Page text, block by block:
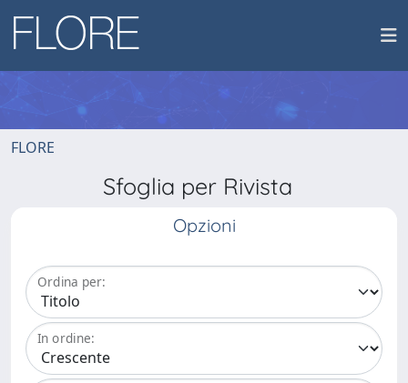
FLORE
Sfoglia per Rivista
Opzioni
Ordina per:
In ordine: